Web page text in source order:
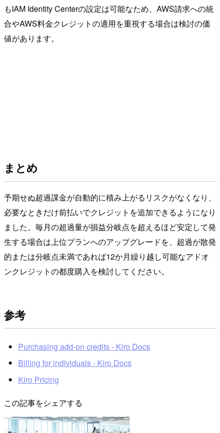
もIAM Identity Centerの設定は可能なため、AWS請求への統
合やAWS料金クレジットの適用を重視する場合は検討の価
値があります。
まとめ
予期せぬ超過課金が自動的に積み上がるリスクがなくなり、
必要なときだけ前払いでクレジットを追加できるようになり
ました。毎月の超過量が損益分岐点を超えるほど安定して発
生する場合は上位プランへのアップグレードを、超過が散発
的または分岐点未満であれば12か月繰り越し可能なアドオ
ンクレジットの都度購入を検討してください。
参考
Purchasing add-on credits - Kiro Docs
Billing for individuals - Kiro Docs
Kiro Pricing
この記事をシェアする